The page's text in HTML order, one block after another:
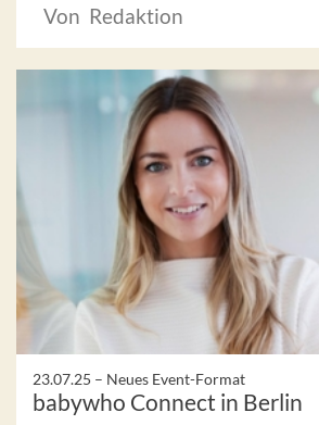
Von Redaktion
23.07.25 – Neues Event-Format
babywho Connect in Berlin